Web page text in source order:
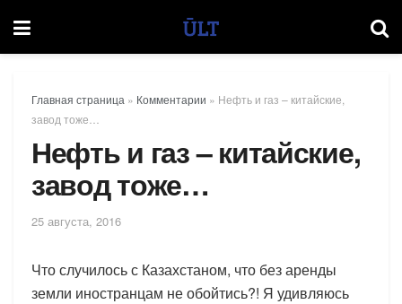
Главная страница » Комментарии » Нефть и газ – китайские,
завод тоже…
Нефть и газ – китайские,
завод тоже…
25 августа, 2016
Что случилось с Казахстаном, что без аренды
земли иностранцам не обойтись?! Я удивляюсь